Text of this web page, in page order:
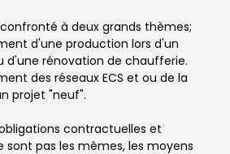
à deux grands thèmes;
d'une production lors d'un
d'une rénovation de chaufferie.
des réseaux ECS et ou de la
projet "neuf".
contractuelles et
sont pas les mêmes, les moyens